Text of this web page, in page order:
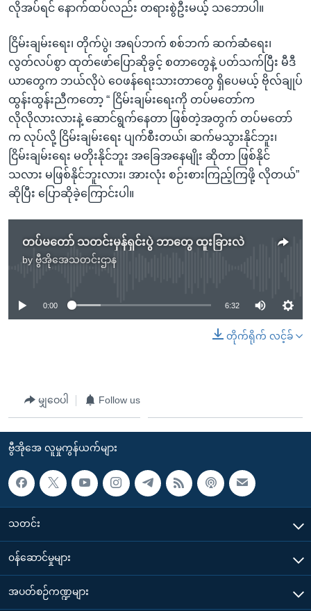
လိုအပ်ရင် နောက်ထပ်လည်း တရားစွဲဦးမယ့် သဘောပါ။
ငြိမ်းချမ်းရေး၊ တိုက်ပွဲ၊ အရပ်ဘက် စစ်ဘက် ဆက်ဆံရေး၊
လွတ်လပ်စွာ ထုတ်ဖော်ပြောဆိုခွင့် စတာတွေနဲ့ ပတ်သက်ပြီး မီဒီ
ယာတွေက ဘယ်လိုပဲ ဝေဖန်ရေးသားတာတွေ ရှိပေမယ့် ဗိုလ်ချုပ်
ထွန်းထွန်းညီကတော့ “ ငြိမ်းချမ်းရေးကို တပ်မတော်က
လိုလိုလားလားနဲ့ ဆောင်ရွက်နေတာ ဖြစ်တဲ့အတွက် တပ်မတော်
က လုပ်လို့ ငြိမ်းချမ်းရေး ပျက်စီးတယ်၊ ဆက်မသွားနိုင်ဘူး၊
ငြိမ်းချမ်းရေး မတိုးနိုင်ဘူး အခြေအနေမျိုး ဆိုတာ ဖြစ်နိုင်
သလား မဖြစ်နိုင်ဘူးလား၊ အားလုံး စဉ်းစားကြည့်ကြဖို့ လိုတယ်”
ဆိုပြီး ပြောဆိုခဲ့ကြောင်းပါ။
တပ်မတော် သတင်းမှန်ရှင်းပွဲ ဘာတွေ ထူးခြားလဲ
by ဗွီအိုအေသတင်းဌာန
No media source currently available
0:00 6:32
တိုက်ရိုက် လင့်ခ်
မျှဝေပါ Follow us
ဗွီအိုအေ လူမှုကွန်ယက်များ
သတင်း
၀န်ဆောင်မှုများ
အပတ်စဉ်ကဏ္ဍများ